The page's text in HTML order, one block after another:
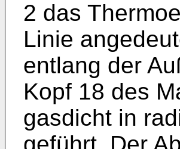
2 das
Linie
entlang der
Kopf 18 des
gasdicht in